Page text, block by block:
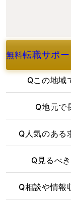
無料転職サポ
よくあるご質
Qこの地域
Q地元で
Q 人気のある
Q 見るべ
Q相談や情報